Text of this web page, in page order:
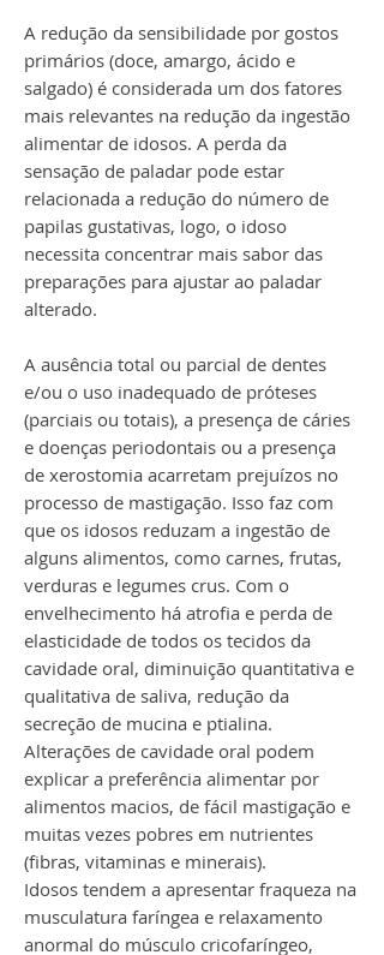
A redução da sensibilidade por gostos
primários (doce, amargo, ácido e
salgado) é considerada um dos fatores
mais relevantes na redução da ingestão
alimentar de idosos. A perda da
sensação de paladar pode estar
relacionada a redução do número de
papilas gustativas, logo, o idoso
necessita concentrar mais sabor das
preparações para ajustar ao paladar
alterado.
A ausência total ou parcial de dentes
e/ou o uso inadequado de próteses
(parciais ou totais), a presença de cáries
e doenças periodontais ou a presença
de xerostomia acarretam prejuízos no
processo de mastigação. Isso faz com
que os idosos reduzam a ingestão de
alguns alimentos, como carnes, frutas,
verduras e legumes crus. Com o
envelhecimento há atrofia e perda de
elasticidade de todos os tecidos da
cavidade oral, diminuição quantitativa e
qualitativa de saliva, redução da
secreção de mucina e ptialina.
Alterações de cavidade oral podem
explicar a preferência alimentar por
alimentos macios, de fácil mastigação e
muitas vezes pobres em nutrientes
(fibras, vitaminas e minerais).
Idosos tendem a apresentar fraqueza na
musculatura faríngea e relaxamento
anormal do músculo cricofaríngeo,